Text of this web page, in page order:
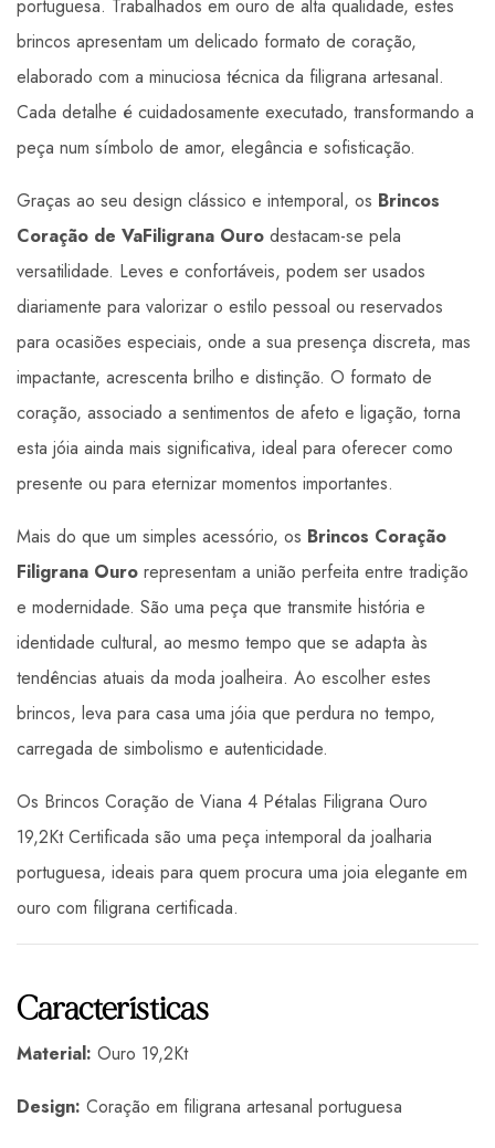
portuguesa. Trabalhados em ouro de alta qualidade, estes
brincos apresentam um delicado formato de coração,
elaborado com a minuciosa técnica da filigrana artesanal.
Cada detalhe é cuidadosamente executado, transformando a
peça num símbolo de amor, elegância e sofisticação.
Graças ao seu design clássico e intemporal, os Brincos
Coração de VaFiligrana Ouro destacam-se pela
versatilidade. Leves e confortáveis, podem ser usados
diariamente para valorizar o estilo pessoal ou reservados
para ocasiões especiais, onde a sua presença discreta, mas
impactante, acrescenta brilho e distinção. O formato de
coração, associado a sentimentos de afeto e ligação, torna
esta jóia ainda mais significativa, ideal para oferecer como
presente ou para eternizar momentos importantes.
Mais do que um simples acessório, os Brincos Coração
Filigrana Ouro representam a união perfeita entre tradição
e modernidade. São uma peça que transmite história e
identidade cultural, ao mesmo tempo que se adapta às
tendências atuais da moda joalheira. Ao escolher estes
brincos, leva para casa uma jóia que perdura no tempo,
carregada de simbolismo e autenticidade.
Os Brincos Coração de Viana 4 Pétalas Filigrana Ouro
19,2Kt Certificada são uma peça intemporal da joalharia
portuguesa, ideais para quem procura uma joia elegante em
ouro com filigrana certificada.
Características
Material: Ouro 19,2Kt
Design: Coração em filigrana artesanal portuguesa